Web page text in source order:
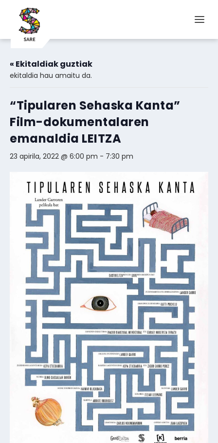
« Ekitaldiak guztiak
ekitaldia hau amaitu da.
“Tipularen Sehaska Kanta”
Film-dokumentalaren
emanaldia LEITZA
23 apirila, 2022 @ 6:00 pm - 7:30 pm